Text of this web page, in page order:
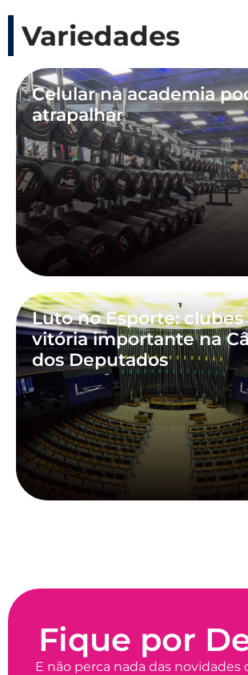
Variedades
Celular na academia
atrapalhar
Luto no Esporte:
vitória importante na
dos Deputados
Fique por
E não perca nada das novidades